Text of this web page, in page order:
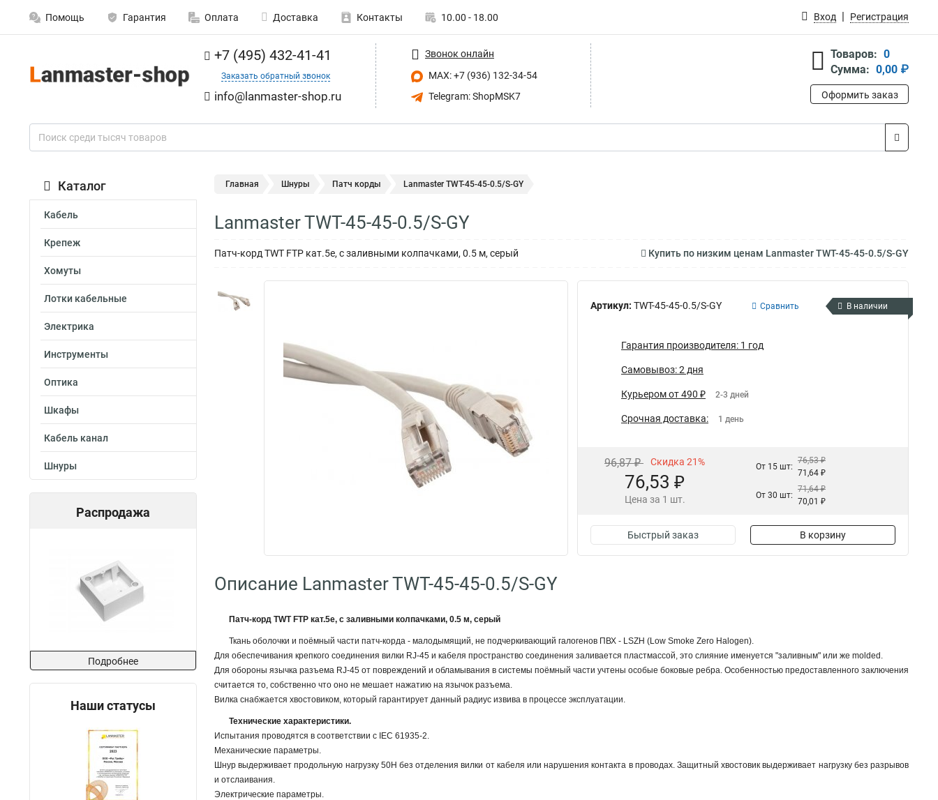
Помощь Гарантия Оплата Доставка Контакты 10.00 - 18.00 Вход Регистрация
+7 (495) 432-41-41
Заказать обратный звонок
info@lanmaster-shop.ru
Звонок онлайн
MAX: +7 (936) 132-34-54
Telegram: ShopMSK7
Товаров: 0
Сумма: 0,00 ₽
Оформить заказ
Каталог
Кабель
Крепеж
Хомуты
Лотки кабельные
Электрика
Инструменты
Оптика
Шкафы
Кабель канал
Шнуры
Распродажа
Подробнее
Наши статусы
Главная Шнуры Патч корды Lanmaster TWT-45-45-0.5/S-GY
Lanmaster TWT-45-45-0.5/S-GY
Патч-корд TWT FTP кат.5e, с заливными колпачками, 0.5 м, серый Купить по низким ценам Lanmaster TWT-45-45-0.5/S-GY
Артикул: TWT-45-45-0.5/S-GY Сравнить В наличии
Гарантия производителя: 1 год
Самовывоз: 2 дня
Курьером от 490 ₽ 2-3 дней
Срочная доставка: 1 день
96,87 ₽ Скидка 21%
76,53 ₽
Цена за 1 шт.
От 15 шт:
76,53 ₽
71,64 ₽
От 30 шт:
71,64 ₽
70,01 ₽
Быстрый заказ В корзину
Описание Lanmaster TWT-45-45-0.5/S-GY
Патч-корд TWT FTP кат.5e, с заливными колпачками, 0.5 м, серый
Ткань оболочки и поёмный части патч-корда - малодымящий, не подчеркивающий галогенов ПВХ - LSZH (Low Smoke Zero Halogen).
Для обеспечивания крепкого соединения вилки RJ-45 и кабеля пространство соединения заливается пластмассой, это слияние именуется "заливным" или же molded.
Для обороны язычка разъема RJ-45 от повреждений и обламывания в системы поёмный части учтены особые боковые ребра. Особенностью предоставленного заключения
считается то, собственно что оно не мешает нажатию на язычок разъема.
Вилка снабжается хвостовиком, который гарантирует данный радиус извива в процессе эксплуатации.
Технические характеристики.
Испытания проводятся в соответствии с IEC 61935-2.
Механические параметры.
Шнур выдерживает продольную нагрузку 50Н без отделения вилки от кабеля или нарушения контакта в проводах. Защитный хвостовик выдерживает нагрузку без разрывов
и отслаивания.
Электрические параметры.